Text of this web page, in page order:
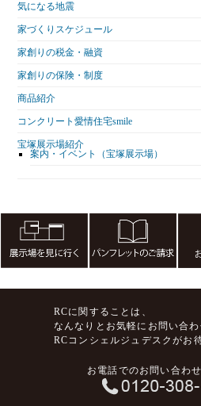
気になる地震
家づくりスケジュール
家創りの税金・融資
家創りの保険・制度
商品紹介
コンクリート愛情住宅smile
宝塚展示場紹介
案内・イベント（宝塚展示場）
RCに関することは、
なんなりとお気軽にお問い合わ
RCコンシェルジュデスクがお
お電話でのお問い合わ